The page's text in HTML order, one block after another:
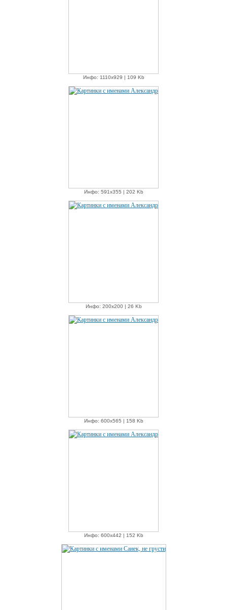
Инфо: 1110х929 | 109 Kb
Инфо: 591х355 | 202 Kb
Инфо: 200х200 | 26 Kb
Инфо: 600х565 | 158 Kb
Инфо: 600х442 | 152 Kb